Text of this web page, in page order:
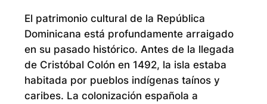
El patrimonio cultural de la República
Dominicana está profundamente arraigado
en su pasado histórico. Antes de la llegada
de Cristóbal Colón en 1492, la isla estaba
habitada por pueblos indígenas taínos y
caribes. La colonización española a